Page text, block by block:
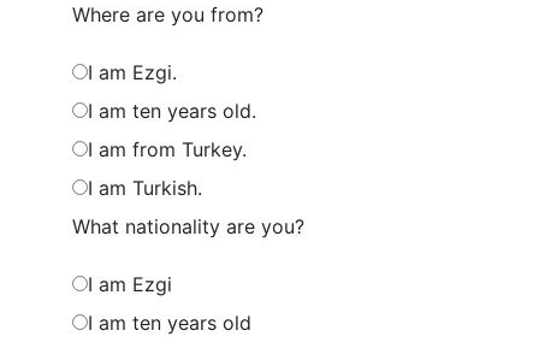
Where are you from?
I am Ezgi.
I am ten years old.
I am from Turkey.
I am Turkish.
What nationality are you?
I am Ezgi
I am ten years old